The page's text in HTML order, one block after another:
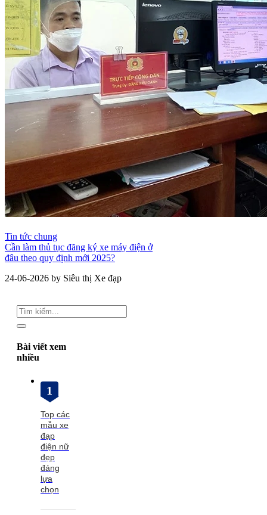
Tin tức chung
Cần làm thủ tục đăng ký xe máy điện ở
đâu theo quy định mới 2025?
24-06-2026 by Siêu thị Xe đạp
Bài viết xem
nhiều
1
Top các
mẫu xe
đạp
điện nữ
đẹp
đáng
lựa
chọn